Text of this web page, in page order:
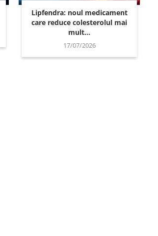
Lipfendra: noul medicament
care reduce colesterolul mai
mult...
17/07/2026